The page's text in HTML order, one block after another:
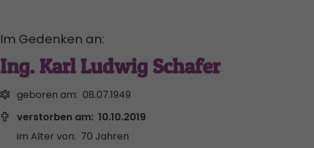
Im Gedenken an:
Ing. Karl Ludwig Schafer
geboren am: 08.07.1949
verstorben am: 10.10.2019
im Alter von: 70 Jahren